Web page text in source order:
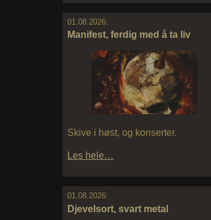
01.08.2026:
Manifest, ferdig med å ta liv
Skive i høst, og konserter.
Les hele…
01.08.2026:
Djevelsort, svart metal